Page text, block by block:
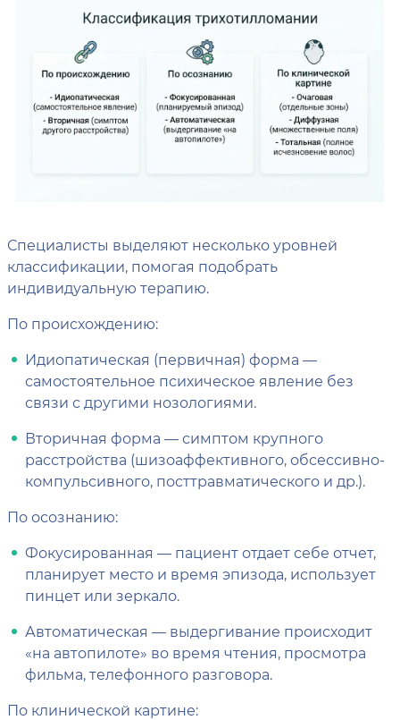
Специалисты выделяют несколько уровней
классификации, помогая подобрать
индивидуальную терапию.
По происхождению:
Идиопатическая (первичная) форма —
самостоятельное психическое явление без
связи с другими нозологиями.
Вторичная форма — симптом крупного
расстройства (шизоаффективного, обсессивно-
компульсивного, посттравматического и др.).
По осознанию:
Фокусированная — пациент отдает себе отчет,
планирует место и время эпизода, использует
пинцет или зеркало.
Автоматическая — выдергивание происходит
«на автопилоте» во время чтения, просмотра
фильма, телефонного разговора.
По клинической картине: